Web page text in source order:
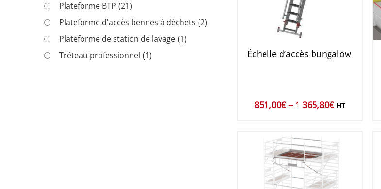
Plateforme BTP (21)
Plateforme d'accès bennes à déchets (2)
Plateforme de station de lavage (1)
Tréteau professionnel (1) Échelle d’accès bungalow
851,00€– 1 365,80€ HT